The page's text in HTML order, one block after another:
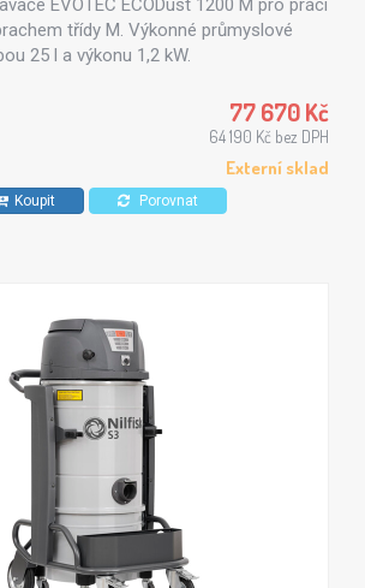
EVOTEC ECODust 1200 M pro práci
třídy M. Výkonné průmyslové
25 l a výkonu 1,2 kW.
77 670 Kč
64 190 Kč bez DPH
Externí sklad
Koupit Porovnat